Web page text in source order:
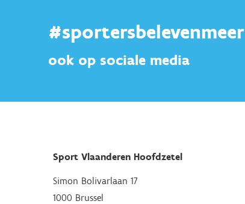
#sportersbelevenmeer
ook op sociale media
Sport Vlaanderen Hoofdzetel
Simon Bolivarlaan 17
1000 Brussel